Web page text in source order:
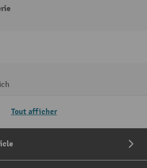
Tout afficher